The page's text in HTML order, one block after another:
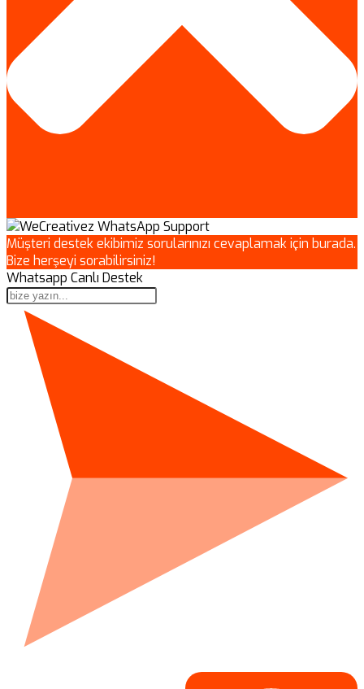
Müşteri destek ekibimiz sorularınızı cevaplamak için burada.
Bize herşeyi sorabilirsiniz!
Whatsapp Canlı Destek